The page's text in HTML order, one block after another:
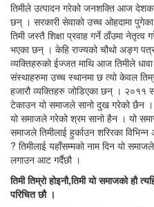
तिमीले उत्पादन गरेको जनशक्ति आज देशका
छन् । सरकारी सेवाको उच्च ओहदामा
तिमी जस्तै शिक्षा प्रवाह गर्ने ठाँउमा
भएका छन् । केहि राज्यको चौथो अङ्ग
व्यक्तिहरुको ईज्जत माथि आज तिमीले
संस्थाहरुमा उच्च स्थानमा छ त्यो केवल
हजारौ व्यक्तिहरु जोडिएका छन् । २०११
टेकाउन यो समाजले सानो दुख गरेको छैन ।
यो समाजले गरेको श्रम सानो हैन । यो
समाजले तिमीलाई हुर्काउन शरिरका
? तिमीलाई यहाँसम्मको नाम दिन यो
लगाउन आट गर्दैछौ ।
तिमी तिम्रो होइनौ,तिमी यो समाजको हौ
परिचित छौ ।